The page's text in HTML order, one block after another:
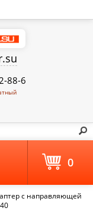
88-6
с направляющей
0